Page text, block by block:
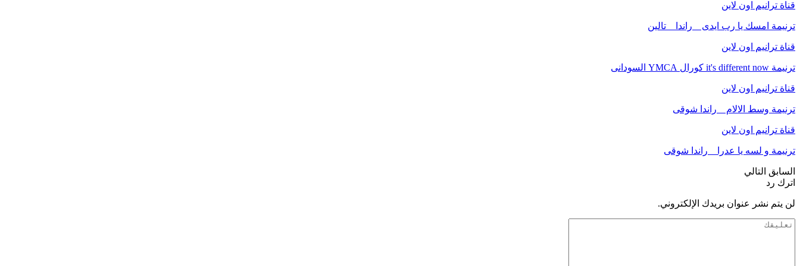
قناة ترانيم اون لاين
ترنيمة امسك يا رب ايدى _ راندا _ تالين
قناة ترانيم اون لاين
ترنيمة it's different now كورال YMCA السودانى
قناة ترانيم اون لاين
ترنيمة وسط الالام _ راندا شوقى
قناة ترانيم اون لاين
ترنيمة و لسه يا عدرا _ راندا شوقى
السابق التالي
اترك رد
لن يتم نشر عنوان بريدك الإلكتروني.